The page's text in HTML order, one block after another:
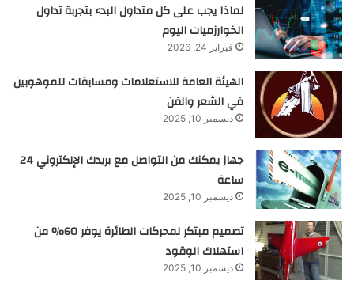
لماذا يجب على كل متداول البدء بتجربة تداول
الخوارزميات اليوم
فبراير 24, 2026
الهيئة العامة للاستعلامات ومسابقات للموهوبين
في الشعر والفن
ديسمبر 10, 2025
جهاز يمكنك من التواصل مع بريدك الإلكتروني 24
ساعة
ديسمبر 10, 2025
تصميم مبتكر لمحركات الطائرة يوفر 60% من
استهلاك الوقود
ديسمبر 10, 2025